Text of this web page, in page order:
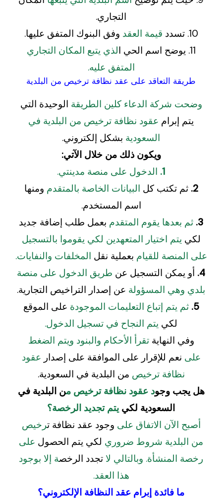
التجاري.
10. تسدد
قيمة العقد وفق البنوك المتفق عليها.
11. يوضح اسم الحي ا
لذي يتبع المكان التجاري
المتفق عليه.
طريقة التعاقد على عقد نظافة ترخيص من البلدية
وضحت شركة الدعاء كلين الطريقة الوحيدة التي
يتم إبرام عقود نظافة ترخيص من البلدية في
السعودية بشكل إلكتروني.
ويكون ذلك من خلال الآتي:
1. الدخول على منصة مدينتي.
2. ثم تكتب كل البيانات الخاصة بالمتقدم ومنها
اسم المستخدم.
3. ثم بعدها يقوم المتقدم بعمل طلب إضافة جديد
لكي يتم اختيار المتعهدين لكي يقوموا بالتسجيل
على المنصة للقيام بعملية نقل المخلفات والنفايات.
4. أو يمكن التسجيل عن طريق الدخول على منصة
بلدي وهي المسؤولة عن إصدار التراخيص التجارية.
5. ثم يتم إتباع التعليمات الموجودة على الموقع
لكي يتم النجاح في تسجيل الدخول.
وفي النهاية تقرأ الأحكام والبنود ويتم الضغط
على نعم للإقرار على الموافقة على إصدار عقود
نظافة ترخيص من البلدية في السعودية.
هل يجب وجود عقود نظافة ترخيص من البلدية في
السعودية لكي يتم تجديد الرخصة؟
أصبح الآن الاتفاق على وجود عقد نظافة ترخيص
من البلدية شروط ضروري لكي يتم الحصول على
رخصة المنشأة. وبالتالي لا تجدد الرخصة إلا بوجود
هذا العقد.
ما فائدة إبرام عقد النظافة الإلكتروني؟